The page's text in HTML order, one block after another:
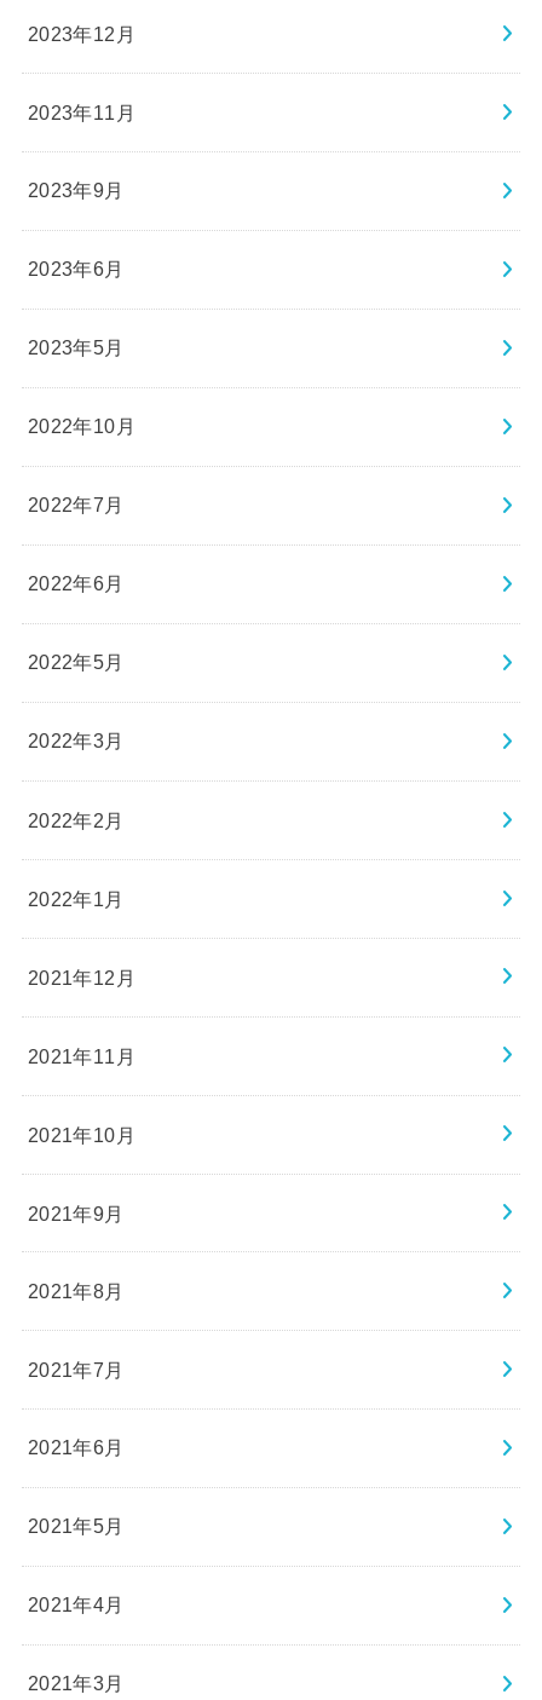
2023年12月
2023年11月
2023年9月
2023年6月
2023年5月
2022年10月
2022年7月
2022年6月
2022年5月
2022年3月
2022年2月
2022年1月
2021年12月
2021年11月
2021年10月
2021年9月
2021年8月
2021年7月
2021年6月
2021年5月
2021年4月
2021年3月